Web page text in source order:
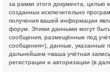
за рамки этого документа, целью
созданных исключительно
получения вашей информации
форум. Этими данными могут
сообщения, размещённые под
сообщения»), данные, указанные
дальнейшем «ваша учётная
регистрации и авторизации (в